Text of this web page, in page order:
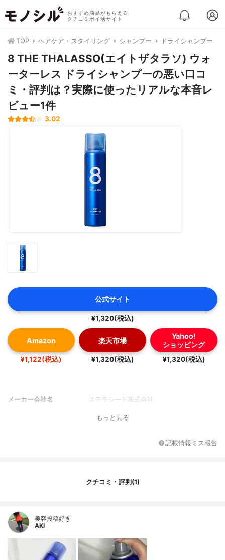
おすすめ商品がもらえる
クチコミポイ活サイト
TOP ヘアケア・スタイリング シャンプー ドライシャンプー
8 THE THALASSO(エイトザタラソ) ウォ
ーターレス ドライシャンプーの悪い口コ
ミ・評判は？実際に使ったリアルな本音レ
ビュー1件
3.02
公式サイト
¥1,320(税込)
Amazon
¥1,122(税込)
楽天市場
¥1,320(税込)
Yahoo!
ショッピング
¥1,320(税込)
メーカー会社名 ステラシード株式会社
もっと見る
記載情報ミス報告
クチコミ・評判(1)
美容投稿好き
AKI